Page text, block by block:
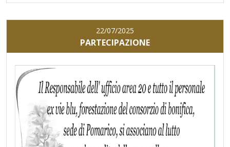
22/07/2025
PARTECIPAZIONE